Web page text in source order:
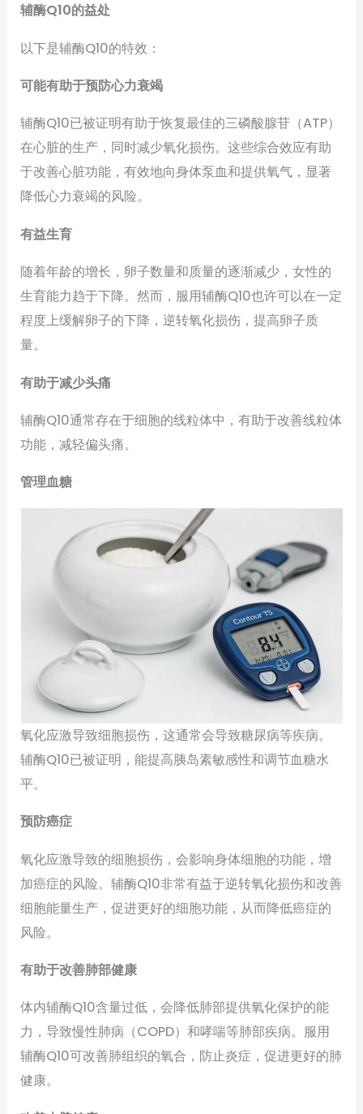
辅酶Q10的益处
以下是辅酶Q10的特效：
可能有助于预防心力衰竭
辅酶Q10已被证明有助于恢复最佳的三磷酸腺苷（ATP）
在心脏的生产，同时减少氧化损伤。这些综合效应有助
于改善心脏功能，有效地向身体泵血和提供氧气，显著
降低心力衰竭的风险。
有益生育
随着年龄的增长，卵子数量和质量的逐渐减少，女性的
生育能力趋于下降。然而，服用辅酶Q10也许可以在一定
程度上缓解卵子的下降，逆转氧化损伤，提高卵子质
量。
有助于减少头痛
辅酶Q10通常存在于细胞的线粒体中，有助于改善线粒体
功能，减轻偏头痛。
管理血糖
氧化应激导致细胞损伤，这通常会导致糖尿病等疾病。
辅酶Q10已被证明，能提高胰岛素敏感性和调节血糖水
平。
预防癌症
氧化应激导致的细胞损伤，会影响身体细胞的功能，增
加癌症的风险。辅酶Q10非常有益于逆转氧化损伤和改善
细胞能量生产，促进更好的细胞功能，从而降低癌症的
风险。
有助于改善肺部健康
体内辅酶Q10含量过低，会降低肺部提供氧化保护的能
力，导致慢性肺病（COPD）和哮喘等肺部疾病。服用
辅酶Q10可改善肺组织的氧合，防止炎症，促进更好的肺
健康。